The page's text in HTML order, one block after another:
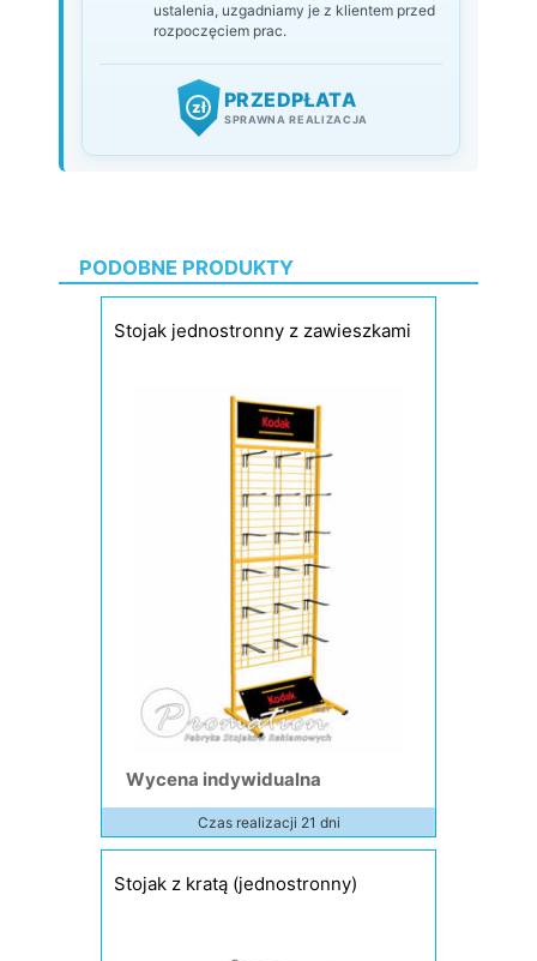
ustalenia, uzgadniamy je z klientem przed
rozpoczęciem prac.
zł PRZEDPŁATA
SPRAWNA REALIZACJA
PODOBNE PRODUKTY
Stojak jednostronny z zawieszkami
Wycena indywidualna
Czas realizacji 21 dni
Stojak z kratą (jednostronny)